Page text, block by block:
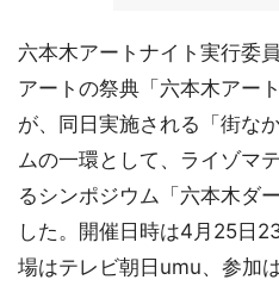
六本木アートナイト実行委
アートの祭典「六本木アー
が、同日実施される「街な
ムの一環として、ライゾマ
るシンポジウム「六本木ダ
した。開催日時は4月25日
場はテレビ朝日umu、参加は